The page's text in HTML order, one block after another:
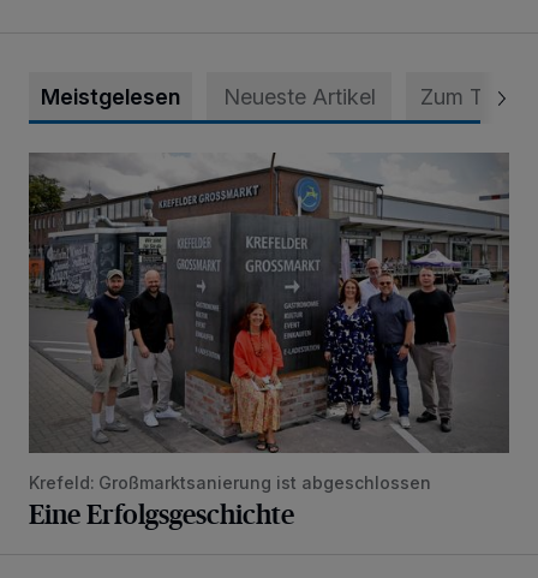
Meistgelesen Neueste Artikel Zum Thema
Krefeld: Großmarktsanierung ist abgeschlossen
Eine Erfolgsgeschichte